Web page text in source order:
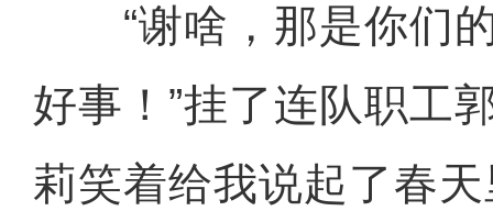
“谢啥，那是你们的
好事！”挂了连队职工
莉笑着给我说起了春